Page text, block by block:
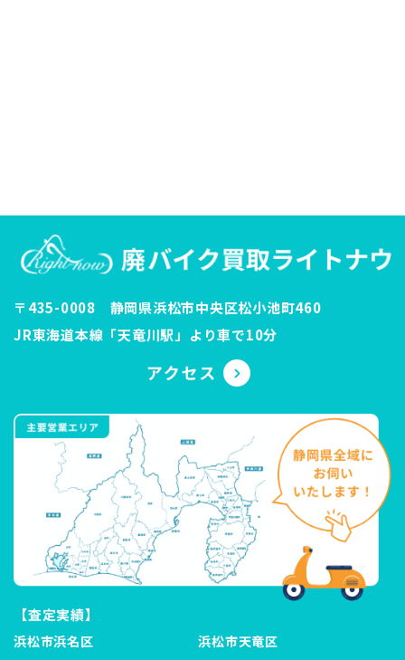
〒435-0008 静岡県浜松市中央区松小池町460
JR東海道本線「天竜川駅」より車で10分
【査定実績】
浜松市浜名区
浜松市天竜区